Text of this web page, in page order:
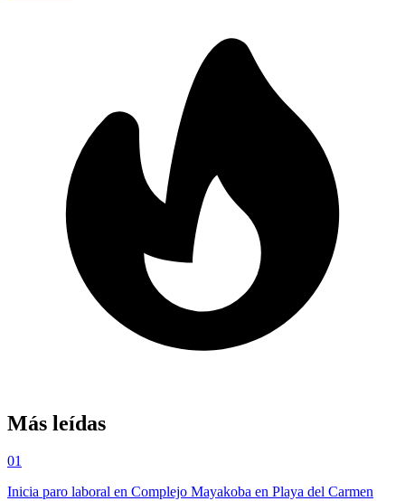
Más leídas
01
Inicia paro laboral en Complejo Mayakoba en Playa del Carmen